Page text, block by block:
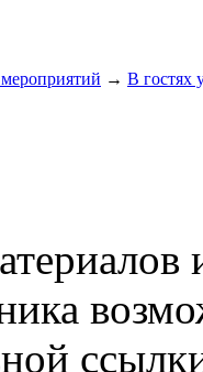
→ В гостях